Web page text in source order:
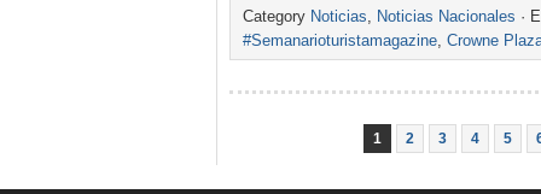
Category Noticias, Noticias Nacionales ·
#Semanarioturistamagazine, Crowne
1 2 3 4 5